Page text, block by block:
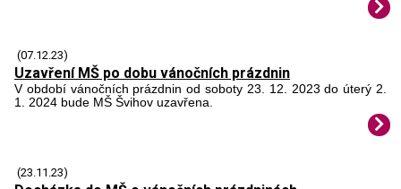
(07.12.23)
Uzavření MŠ po dobu vánočních prázdnin
V období vánočních prázdnin od soboty 23. 12. 2023 do úterý 2.
1. 2024 bude MŠ Švihov uzavřena.
(23.11.23)